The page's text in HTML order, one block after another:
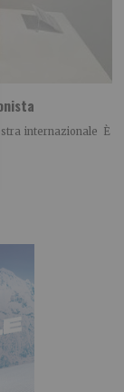
internazionale È